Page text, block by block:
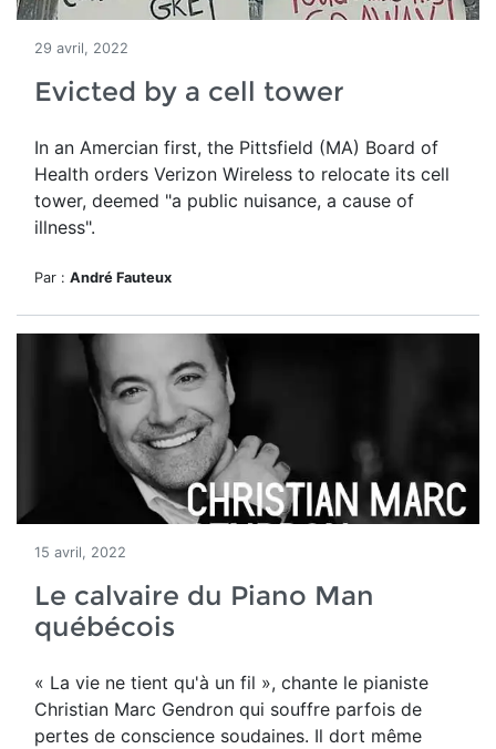
29 avril, 2022
Evicted by a cell tower
In an Amercian first, the Pittsfield (MA) Board of
Health orders Verizon Wireless to relocate its cell
tower, deemed "a public nuisance, a cause of
illness".
Par : André Fauteux
15 avril, 2022
Le calvaire du Piano Man
québécois
« La vie ne tient qu'à un fil », chante le pianiste
Christian Marc Gendron qui souffre parfois de
pertes de conscience soudaines. Il dort même